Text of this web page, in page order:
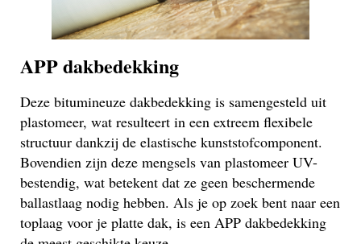
APP dakbedekking
Deze bitumineuze dakbedekking is samengesteld uit
plastomeer, wat resulteert in een extreem flexibele
structuur dankzij de elastische kunststofcomponent.
Bovendien zijn deze mengsels van plastomeer UV-
bestendig, wat betekent dat ze geen beschermende
ballastlaag nodig hebben. Als je op zoek bent naar een
toplaag voor je platte dak, is een APP dakbedekking